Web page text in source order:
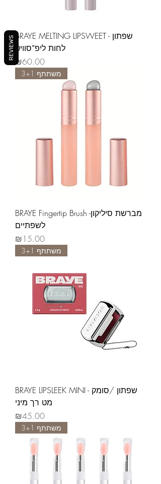
BRAYE MELTING LIPSWEET - שפתון
לחות ליפ־סוויט
Price
₪60.00
משתתף 3+1
BRAYE Fingertip Brush -מברשת סיליקון
לשפתיים
Price
₪15.00
משתתף 3+1
BRAYE LIPSLEEK MINI - שפתון /סומק
מט רך מיני
Price
₪45.00
משתתף 3+1
REVIEWS